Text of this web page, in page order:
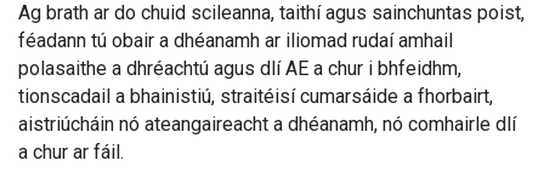
Ag brath ar do chuid scileanna, taithí agus sainchuntas poist,
féadann tú obair a dhéanamh ar iliomad rudaí amhail
polasaithe a dhréachtú agus dlí AE a chur i bhfeidhm,
tionscadail a bhainistiú, straitéisí cumarsáide a fhorbairt,
aistriúcháin nó ateangaireacht a dhéanamh, nó comhairle dlí
a chur ar fáil.